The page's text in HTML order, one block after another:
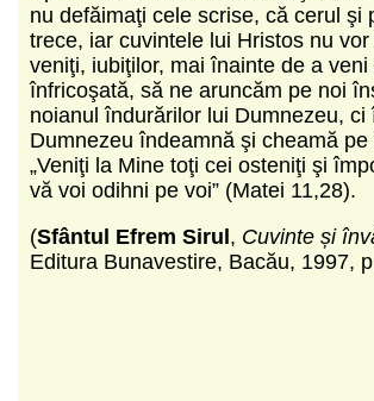
nu defăimaţi cele scrise, că cerul şi
trece, iar cuvintele lui Hristos nu
veniţi, iubiţilor, mai înainte de a veni
înfricoşată, să ne aruncăm pe noi
noianul îndurărilor lui Dumnezeu, ci
Dumnezeu îndeamnă şi cheamă pe
„Veniţi la Mine toţi cei osteniţi şi
vă voi odihni pe voi” (Matei 11,28).
(Sfântul Efrem Sirul, Cuvinte și
Editura Bunavestire, Bacău, 1997,